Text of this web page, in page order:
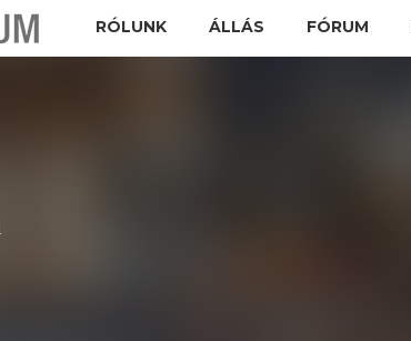
RÓLUNK ÁLLÁS FÓRUM